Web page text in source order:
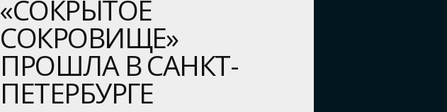
«СОКРЫТОЕ
СОКРОВИЩЕ»
ПРОШЛА В САНКТ-
ПЕТЕРБУРГЕ